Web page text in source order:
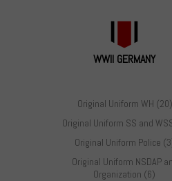
WWII GERMANY
Original Uniform WH (20)
Original Uniform SS and
Original Uniform Police
Original Uniform NSDAP
Organization (6)